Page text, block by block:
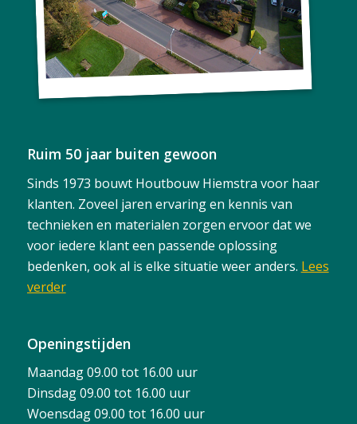
Ruim 50 jaar buiten gewoon
Sinds 1973 bouwt Houtbouw Hiemstra voor haar
klanten. Zoveel jaren ervaring en kennis van
technieken en materialen zorgen ervoor dat we
voor iedere klant een passende oplossing
bedenken, ook al is elke situatie weer anders. Lees
verder
Openingstijden
Maandag 09.00 tot 16.00 uur
Dinsdag 09.00 tot 16.00 uur
Woensdag 09.00 tot 16.00 uur